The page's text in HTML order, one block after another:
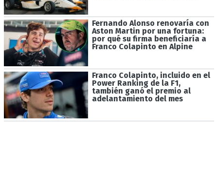
Fernando Alonso renovaría con
Aston Martin por una fortuna:
por qué su firma beneficiaría a
Franco Colapinto en Alpine
Franco Colapinto, incluido en el
Power Ranking de la F1,
también ganó el premio al
adelantamiento del mes